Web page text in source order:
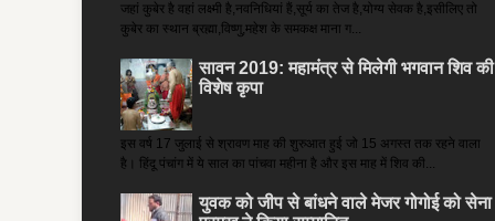
जहां कुबेर है­ वहां लक्ष्मी है,नवनिधियां हैं,सूर्य का तेज है,योग्य सेवक है,इसीलिए तो
कुबेर का स्थान ब्रह्मा,विष्णु,महेश के समकक्ष माना ग...
सावन 2019: महामंत्र से मिलेगी भगवान शिव की
विशेष कृपा
इस वर्ष 17 जुलाई से श्रावण माह की शुरुआत हुई जो 15 अगस्त तक रहने वाला
है। हिंदू पंचांग में ये साल का पांचवा महीना है और इस माह में शिव की...
युवक को जीप से बांधने वाले मेजर गोगोई को सेना